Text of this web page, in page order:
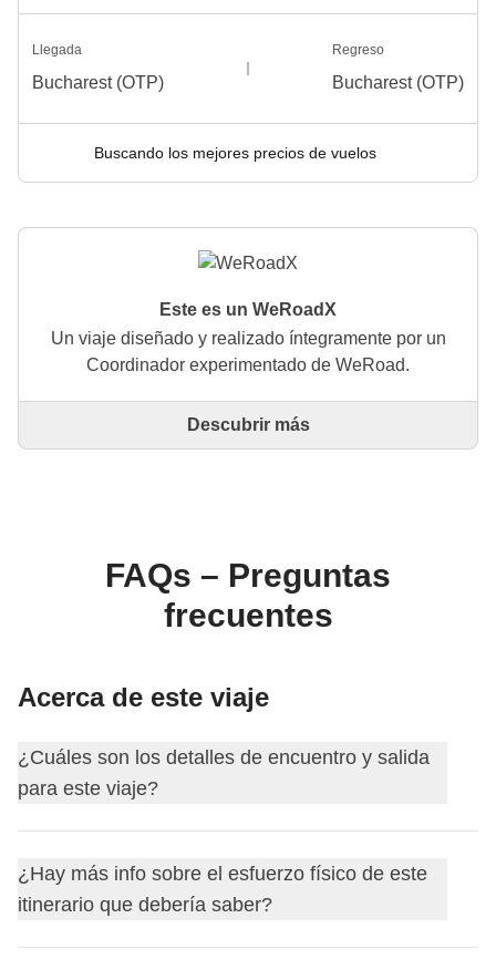
Llegada
Bucharest (OTP)
Regreso
Bucharest (OTP)
Buscando los mejores precios de vuelos
Este es un WeRoadX
Un viaje diseñado y realizado íntegramente por un
Coordinador experimentado de WeRoad.
Este es un viaje diseñado y realizado íntegramente
WeRoad puedes reservar el viaje y gestionarlo en tu
área personal, como cualquier otro WeRoad.
Descubrir más
FAQs – Preguntas
frecuentes
Acerca de este viaje
¿Cuáles son los detalles de encuentro y salida
para este viaje?
Este viaje comienza en Bucarest
. El primer día nos
encontramos a las
17:00
¿Hay más info sobre el esfuerzo físico de este
itinerario que debería saber?